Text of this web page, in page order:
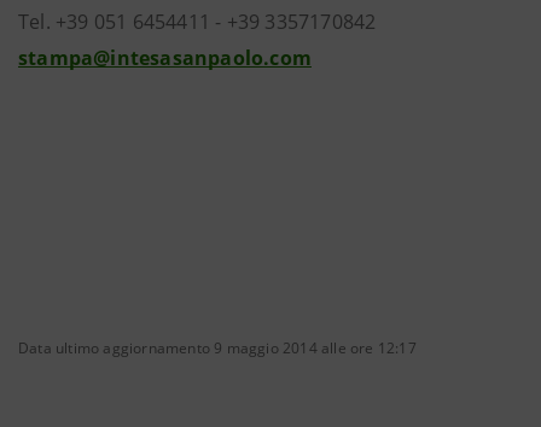
Tel. +39 051 6454411 - +39 3357170842
stampa@intesasanpaolo.com
Data ultimo aggiornamento 9 maggio 2014 alle ore 12:17